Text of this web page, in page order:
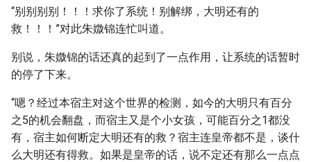
“别别别别！！！求你了系统！别解绑，大明还有的
救！！！”对此朱媺锦连忙叫道。
别说，朱媺锦的话还真的起到了一点作用，让系统的话暂时
的停了下来。
“嗯？经过本宿主对这个世界的检测，如今的大明只有百分
之5的机会翻盘，而宿主又是个小女孩，可能百分之1都没
有，宿主如何断定大明还有的救？宿主连皇帝都不是，谈什
么大明还有得救。如果是皇帝的话，说不定还有那么一点点